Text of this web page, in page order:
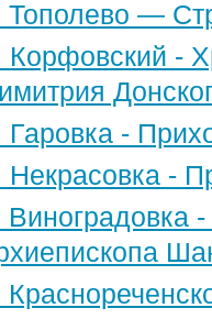
Тополево —
Корфовский -
Гаровка -
Некрасовка -
Виноградовка